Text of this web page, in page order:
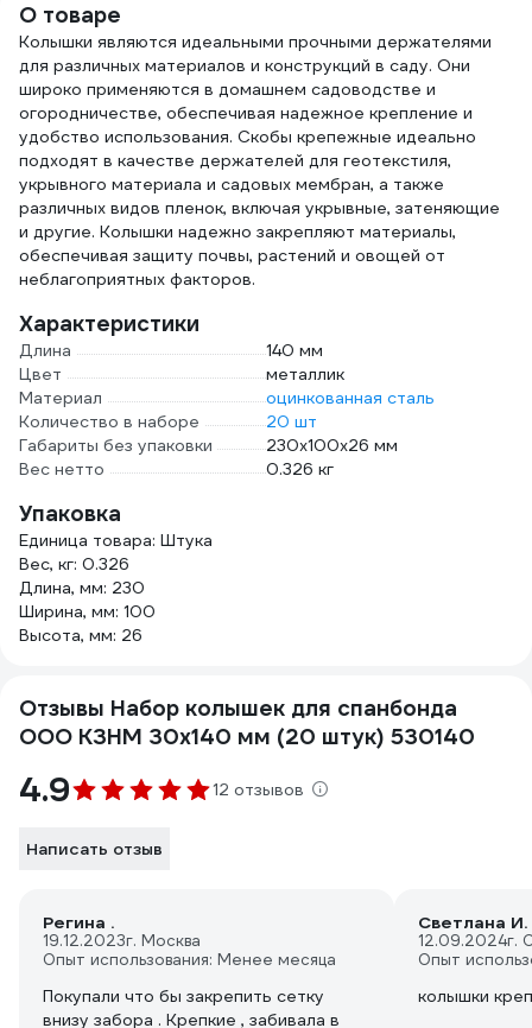
О товаре
Колышки являются идеальными прочными держателями
для различных материалов и конструкций в саду. Они
широко применяются в домашнем садоводстве и
огородничестве, обеспечивая надежное крепление и
удобство использования. Скобы крепежные идеально
подходят в качестве держателей для геотекстиля,
укрывного материала и садовых мембран, а также
различных видов пленок, включая укрывные, затеняющие
и другие. Колышки надежно закрепляют материалы,
обеспечивая защиту почвы, растений и овощей от
неблагоприятных факторов.
Характеристики
Длина
140 мм
Цвет
металлик
Материал
оцинкованная сталь
Количество в наборе
20 шт
Габариты без упаковки
230x100x26 мм
Вес нетто
0.326 кг
Упаковка
Единица товара: Штука
Вес, кг: 0.326
Длина, мм: 230
Ширина, мм: 100
Высота, мм: 26
Отзывы Набор колышек для спанбонда
ООО КЗНМ 30x140 мм (20 штук) 530140
4.9 12 отзывов
Написать отзыв
Регина .
19.12.2023г. Москва
Опыт использования: Менее месяца
Покупали что бы закрепить сетку
внизу забора . Крепкие , забивала в
Светлана И.
12.09.2024г.
Опыт
колышки